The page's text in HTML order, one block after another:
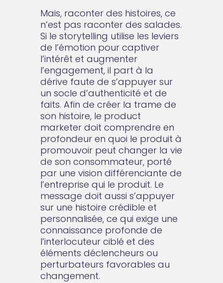
Mais, raconter des histoires, ce
n’est pas raconter des salades.
Si le storytelling utilise les leviers
de l’émotion pour captiver
l’intérêt et augmenter
l’engagement, il part à la
dérive faute de s’appuyer sur
un socle d’authenticité et de
faits. Afin de créer la trame de
son histoire, le product
marketer doit comprendre en
profondeur en quoi le produit à
promouvoir peut changer la vie
de son consommateur, porté
par une vision différenciante de
l’entreprise qui le produit. Le
message doit aussi s’appuyer
sur une histoire crédible et
personnalisée, ce qui exige une
connaissance profonde de
l’interlocuteur ciblé et des
éléments déclencheurs ou
perturbateurs favorables au
changement.